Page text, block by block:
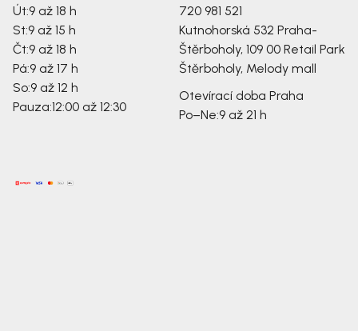
Út:9 až 18 h
St:9 až 15 h
Čt:9 až 18 h
Pá:9 až 17 h
So:9 až 12 h
Pauza:12:00 až 12:30
720 981 521
Kutnohorská 532 Praha-
Štěrboholy, 109 00 Retail Park
Štěrboholy, Melody mall
Otevírací doba Praha
Po–Ne:9 až 21 h